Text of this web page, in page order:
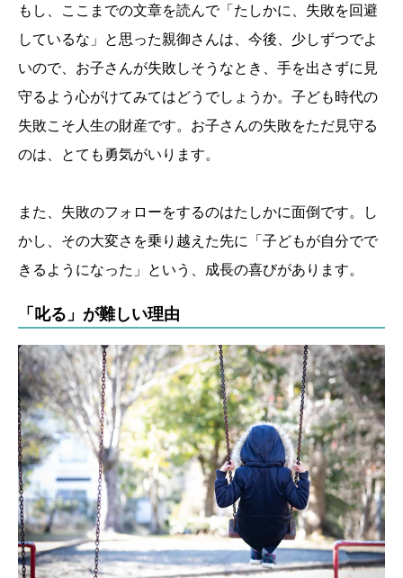
もし、ここまでの文章を読んで「たしかに、失敗を回避
しているな」と思った親御さんは、今後、少しずつでよ
いので、お子さんが失敗しそうなとき、手を出さずに見
守るよう心がけてみてはどうでしょうか。子ども時代の
失敗こそ人生の財産です。お子さんの失敗をただ見守る
のは、とても勇気がいります。
また、失敗のフォローをするのはたしかに面倒です。し
かし、その大変さを乗り越えた先に「子どもが自分でで
きるようになった」という、成長の喜びがあります。
「叱る」が難しい理由